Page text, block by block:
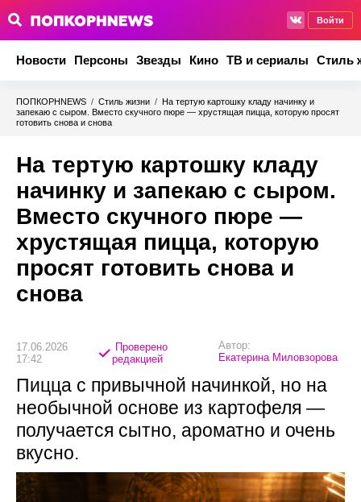
Войти
Новости Персоны Звезды Кино ТВ и сериалы Стиль
ПОПКОРНNEWS / Стиль жизни / На тертую картошку кладу начинку и
запекаю с сыром. Вместо скучного пюре — хрустящая пицца, которую просят
готовить снова и снова
На тертую картошку кладу
начинку и запекаю с сыром.
Вместо скучного пюре —
хрустящая пицца, которую
просят готовить снова и
снова
17.06.2026
17:42
Проверено
редакцией
Автор:
Екатерина Миловзорова
Пицца с привычной начинкой, но на
необычной основе из картофеля —
получается сытно, ароматно и очень
вкусно.